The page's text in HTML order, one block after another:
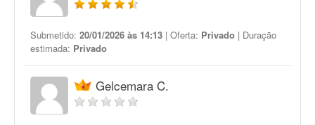
Submetido: 20/01/2026 às 14:13 | Oferta: Privado | Duração
estimada: Privado
Gelcemara C.